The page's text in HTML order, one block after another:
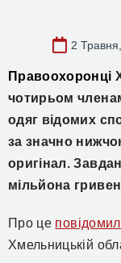
2
Правоохоронці
чотирьом
одяг відомих
за значно
оригінал.
мільйона
Про це
Хмельницькій